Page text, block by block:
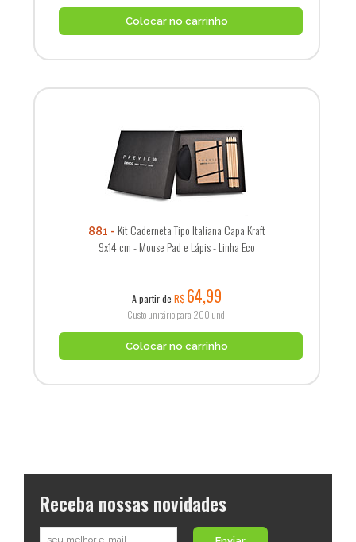
Colocar no carrinho
881
Kit Caderneta Tipo Italiana Capa Kraft
9x14 cm - Mouse Pad e Lápis - Linha Eco
A partir de R$ 64,99
Custo unitário para 200 und.
Colocar no carrinho
Receba nossas novidades